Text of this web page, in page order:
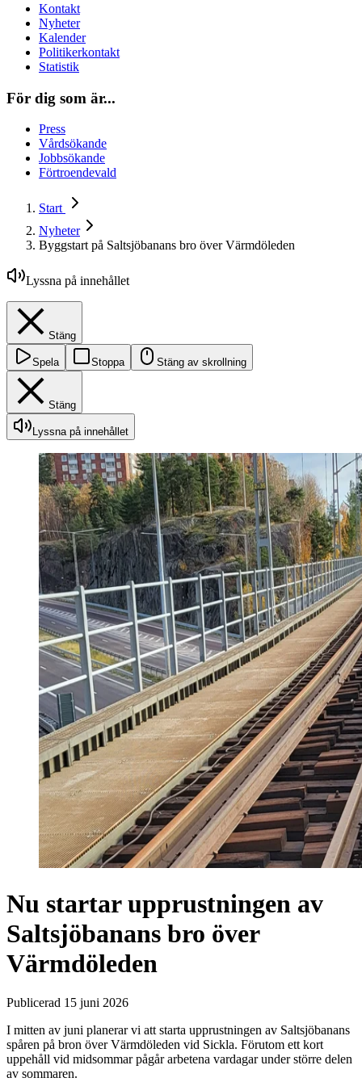
Kontakt
Nyheter
Kalender
Politikerkontakt
Statistik
För dig som är...
Press
Vårdsökande
Jobbsökande
Förtroendevald
Start
Nyheter
Byggstart på Saltsjöbanans bro över Värmdöleden
Lyssna på innehållet
Stäng
Spela Stoppa Stäng av skrollning
Stäng
Lyssna på innehållet
Nu startar upprustningen av
Saltsjöbanans bro över
Värmdöleden
Publicerad 15 juni 2026
I mitten av juni planerar vi att starta upprustningen av Saltsjöbanans
spåren på bron över Värmdöleden vid Sickla. Förutom ett kort
uppehåll vid midsommar pågår arbetena vardagar under större delen
av sommaren.